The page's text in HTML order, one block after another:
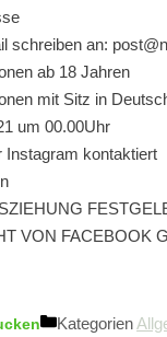
schreiben an:
ab 18 Jahren
mit Sitz in
um 00.00Uhr
Instagram kontaktiert
VON FACEBOOK
Kategorien